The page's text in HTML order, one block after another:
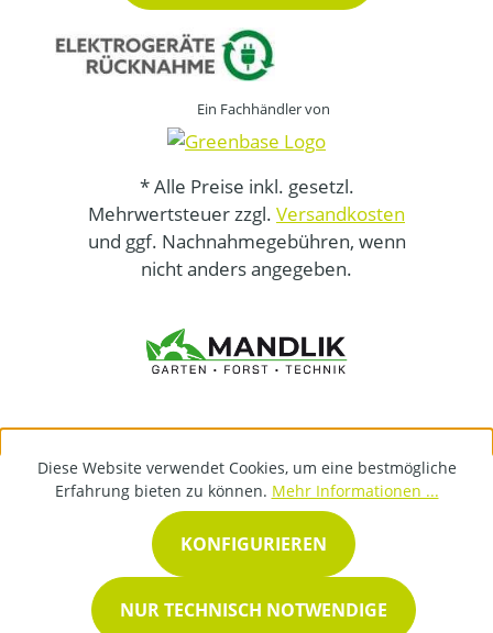
Ein Fachhändler von
* Alle Preise inkl. gesetzl.
Mehrwertsteuer zzgl. Versandkosten
und ggf. Nachnahmegebühren, wenn
nicht anders angegeben.
Diese Website verwendet Cookies, um eine bestmögliche
Erfahrung bieten zu können. Mehr Informationen ...
NUR TECHNISCH NOTWENDIGE
KONFIGURIEREN